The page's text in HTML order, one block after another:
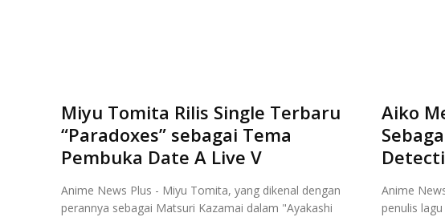
Miyu Tomita Rilis Single Terbaru
“Paradoxes” sebagai Tema
Pembuka Date A Live V
Anime News Plus - Miyu Tomita, yang dikenal dengan
perannya sebagai Matsuri Kazamai dalam "Ayakashi
Aiko
Anime
penulis